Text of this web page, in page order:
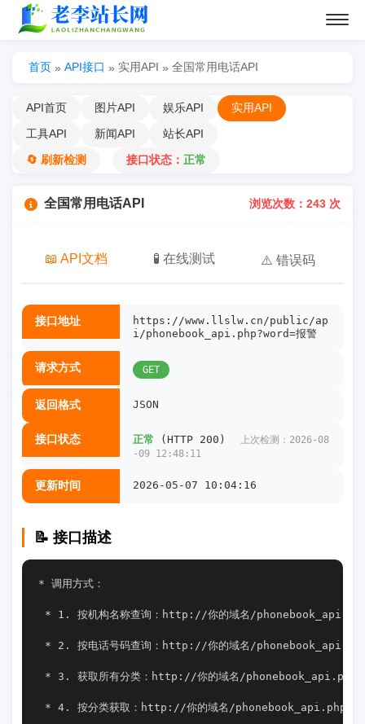
首页 » API接口 » 实用API » 全国常用电话API
API首页 图片API 娱乐API
实用API
工具API
新闻API
站长API
🔄 刷新检测
接口状态： 正常
全国常用电话API 浏览次数：243 次
📖 API文档 🧪 在线测试 ⚠️ 错误码
接口地址
https://www.llslw.cn/public/ap
i/phonebook_api.php?word=报警
请求方式 GET
返回格式 JSON
接口状态 正常 (HTTP 200)
上次检测：2026-08
-09 12:48:11
更新时间 2026-05-07 10:04:16
📝 接口描述
* 调用方式：
* 1. 按机构名称查询：http://你的域名/
* 2. 按电话号码查询：http://你的域名/
* 3. 获取所有分类：http://你的域名/
* 4. 按分类获取：http://你的域名/